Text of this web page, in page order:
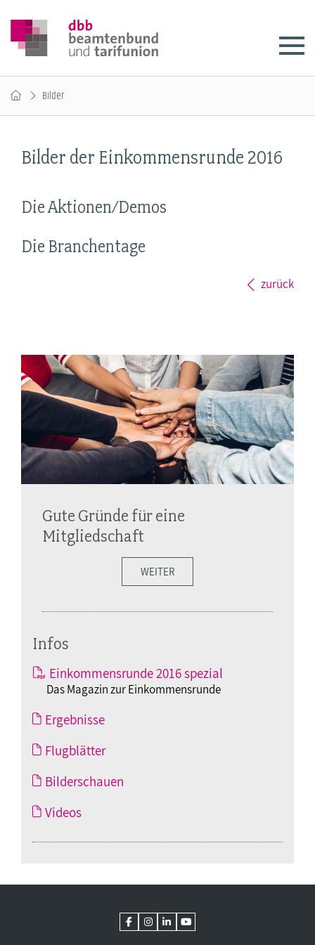
Bilder
Bilder der Einkommensrunde 2016
Die Aktionen/Demos
Die Branchentage
zurück
Gute Gründe für eine
Mitgliedschaft
WEITER
Infos
Einkommensrunde 2016 spezial
Das Magazin zur Einkommensrunde
Ergebnisse
Flugblätter
Bilderschauen
Videos